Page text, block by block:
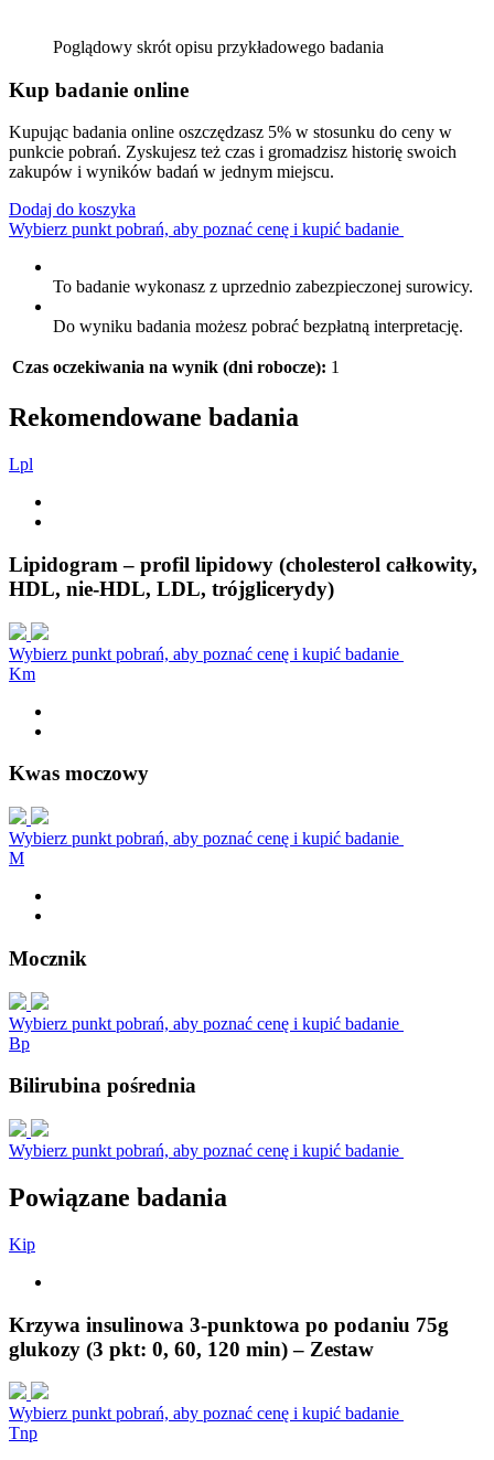
Poglądowy skrót opisu przykładowego badania
Kup badanie online
Kupując badania online oszczędzasz 5% w stosunku do ceny w
punkcie pobrań. Zyskujesz też czas i gromadzisz historię swoich
zakupów i wyników badań w jednym miejscu.
Dodaj do koszyka
Wybierz punkt pobrań, aby poznać cenę i kupić badanie
To badanie wykonasz z uprzednio zabezpieczonej surowicy.
Do wyniku badania możesz pobrać bezpłatną interpretację.
Czas oczekiwania na wynik (dni robocze): 1
Rekomendowane badania
Lpl
Lipidogram – profil lipidowy (cholesterol całkowity,
HDL, nie-HDL, LDL, trójglicerydy)
Wybierz punkt pobrań, aby poznać cenę i kupić badanie
Km
Kwas moczowy
Wybierz punkt pobrań, aby poznać cenę i kupić badanie
M
Mocznik
Wybierz punkt pobrań, aby poznać cenę i kupić badanie
Bp
Bilirubina pośrednia
Wybierz punkt pobrań, aby poznać cenę i kupić badanie
Powiązane badania
Kip
Krzywa insulinowa 3-punktowa po podaniu 75g
glukozy (3 pkt: 0, 60, 120 min) – Zestaw
Wybierz punkt pobrań, aby poznać cenę i kupić badanie
Tnp